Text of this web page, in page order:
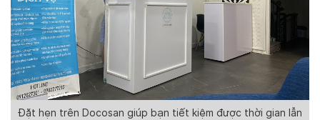
Đặt hẹn trên Docosan giúp bạn tiết kiệm được thời gian lẫn